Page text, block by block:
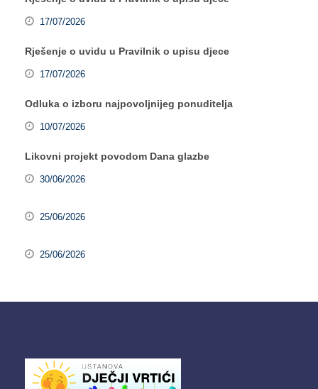
17/07/2026
Rješenje o uvidu u Pravilnik o upisu djece
17/07/2026
Odluka o izboru najpovoljnijeg ponuditelja
10/07/2026
Likovni projekt povodom Dana glazbe
30/06/2026
25/06/2026
25/06/2026